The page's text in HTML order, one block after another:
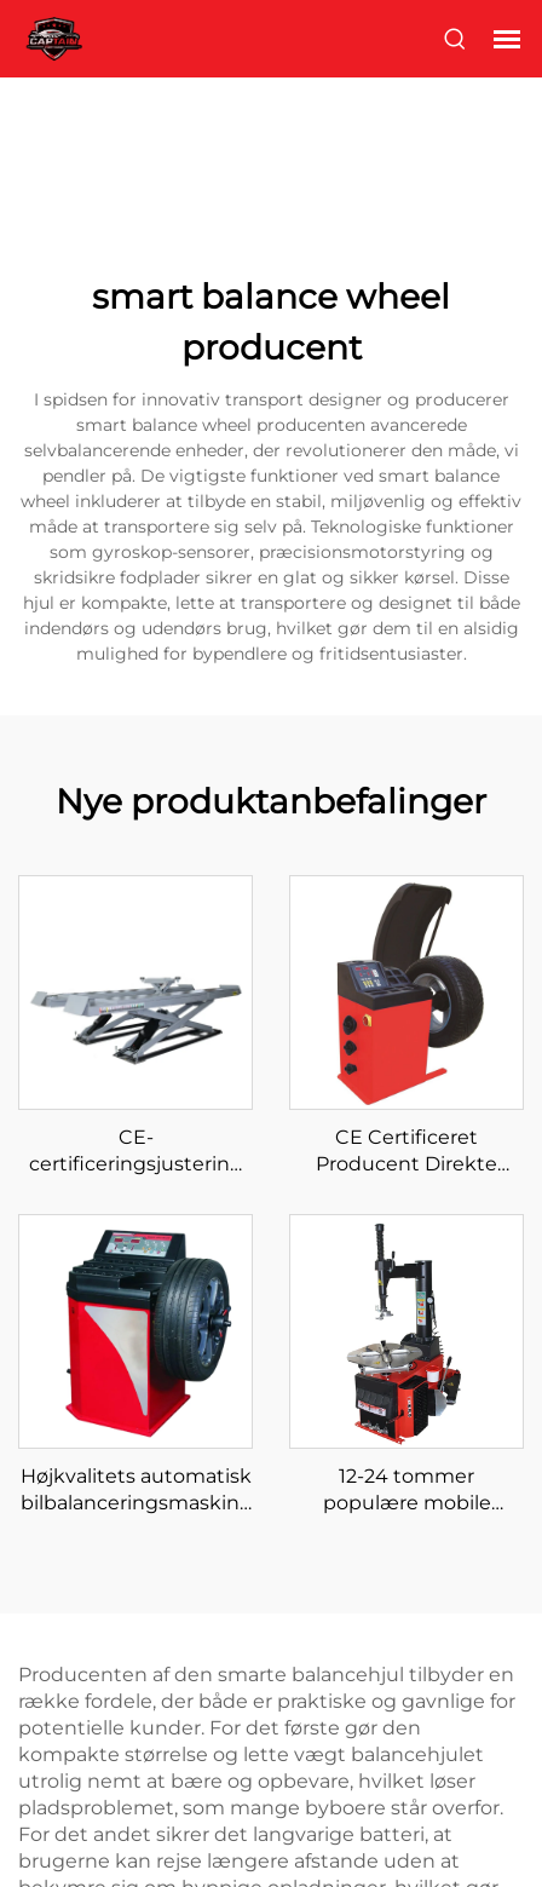
smart balance wheel
producent
I spidsen for innovativ transport designer og producerer
smart balance wheel producenten avancerede
selvbalancerende enheder, der revolutionerer den måde, vi
pendler på. De vigtigste funktioner ved smart balance
wheel inkluderer at tilbyde en stabil, miljøvenlig og effektiv
måde at transportere sig selv på. Teknologiske funktioner
som gyroskop-sensorer, præcisionsmotorstyring og
skridsikre fodplader sikrer en glat og sikker kørsel. Disse
hjul er kompakte, lette at transportere og designet til både
indendørs og udendørs brug, hvilket gør dem til en alsidig
mulighed for bypendlere og fritidsentusiaster.
Nye produktanbefalinger
CE-
certificeringsjustering
pumpe billift til
bilservicefabrik
CE Certificeret
Producent Direkte
Balancer hjulbalancer
Højkvalitets automatisk
bilbalanceringsmaskine
12-24 tommer
populære mobile
Producenten af den smarte balancehjul tilbyder en
række fordele, der både er praktiske og gavnlige for
potentielle kunder. For det første gør den
kompakte størrelse og lette vægt balancehjulet
utrolig nemt at bære og opbevare, hvilket løser
pladsproblemet, som mange byboere står overfor.
For det andet sikrer det langvarige batteri, at
brugerne kan rejse længere afstande uden at